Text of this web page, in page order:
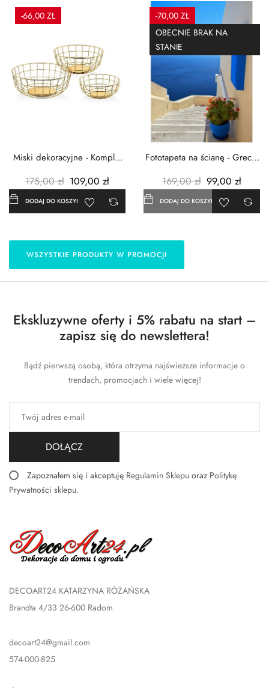
-66,00 ZŁ
Miski dekoracyjne - Komplet
175,00 zł 109,00 zł
DODAJ DO KOSZYKA
-70,00 ZŁ
OBECNIE BRAK NA
STANIE
Fototapeta na ścianę - Grecja
169,00 zł 99,00 zł
DODAJ DO KOSZYKA
WSZYSTKIE PRODUKTY W PROMOCJI
Ekskluzywne oferty i 5% rabatu na start –
zapisz się do newslettera!
Bądź pierwszą osobą, która otrzyma najświeższe informacje o
trendach, promocjach i wiele więcej!
DOŁĄCZ
Zapoznałem się i akceptuję Regulamin Sklepu oraz Politykę
Prywatności sklepu.
DECOART24 KATARZYNA RÓŻAŃSKA
Brandta 4/33 26-600 Radom
decoart24@gmail.com
574-000-825